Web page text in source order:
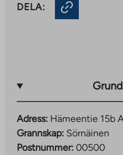
DELA:
Adress: Hämeentie 15b
Grannskap: Sörnäinen
Postnummer: 00500